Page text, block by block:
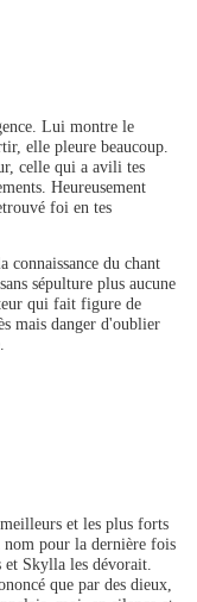
Lui montre le
elle pleure beaucoup.
celle qui a avili tes
Heureusement
foi en tes
connaissance du chant
sépulture plus aucune
qui fait figure de
mais danger d'oublier
et les plus forts
nom pour la dernière fois
et Skylla les dévorait.
que par des dieux,